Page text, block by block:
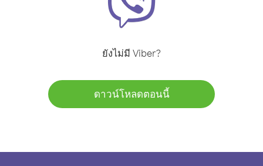
ยังไม่มี Viber?
ดาวน์โหลดตอนนี้